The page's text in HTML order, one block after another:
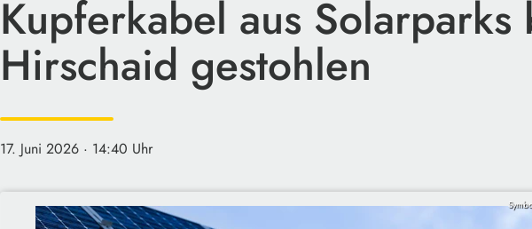
Kupferkabel aus Solarparks
Hirschaid gestohlen
17. Juni 2026 · 14:40 Uhr